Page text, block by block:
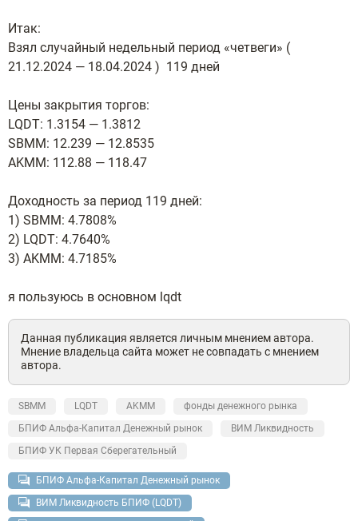
Итак:
Взял случайный недельный период «четвеги» (
21.12.2024 — 18.04.2024 ) 119 дней
Цены закрытия торгов:
LQDT: 1.3154 — 1.3812
SBMM: 12.239 — 12.8535
AKMM: 112.88 — 118.47
Доходность за период 119 дней:
1) SBMM: 4.7808%
2) LQDT: 4.7640%
3) AKMM: 4.7185%
я пользуюсь в основном lqdt
Данная публикация является личным мнением автора.
Мнение владельца сайта может не совпадать с мнением
автора.
SBMM LQDT AKMM
фонды денежного рынка
БПИФ Альфа-Капитал Денежный рынок
ВИМ Ликвидность
БПИФ УК Первая Сберегательный
БПИФ Альфа-Капитал Денежный рынок
ВИМ Ликвидность БПИФ (LQDT)